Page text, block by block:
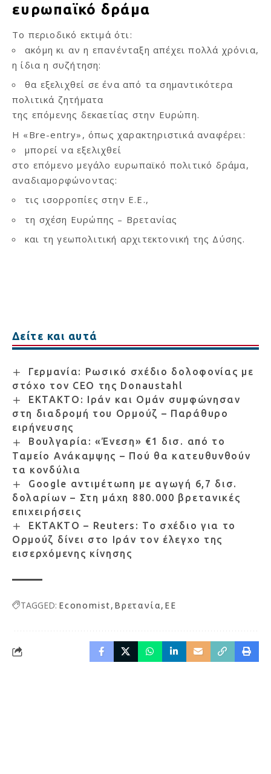
ευρωπαϊκό δράμα
Το περιοδικό εκτιμά ότι:
ακόμη κι αν η επανένταξη απέχει πολλά χρόνια,
η ίδια η συζήτηση:
θα εξελιχθεί σε ένα από τα σημαντικότερα
πολιτικά ζητήματα
της επόμενης δεκαετίας στην Ευρώπη.
Η «Bre-entry», όπως χαρακτηριστικά αναφέρει:
μπορεί να εξελιχθεί
στο επόμενο μεγάλο ευρωπαϊκό πολιτικό δράμα,
αναδιαμορφώνοντας:
τις ισορροπίες στην Ε.Ε.,
τη σχέση Ευρώπης – Βρετανίας
και τη γεωπολιτική αρχιτεκτονική της Δύσης.
Δείτε και αυτά
Γερμανία: Ρωσικό σχέδιο δολοφονίας με
στόχο τον CEO της Donaustahl
ΕΚΤΑΚΤΟ: Ιράν και Ομάν συμφώνησαν
στη διαδρομή του Ορμούζ – Παράθυρο
ειρήνευσης
Βουλγαρία: «Ένεση» €1 δισ. από το
Ταμείο Ανάκαμψης – Πού θα κατευθυνθούν
τα κονδύλια
Google αντιμέτωπη με αγωγή 6,7 δισ.
δολαρίων – Στη μάχη 880.000 βρετανικές
επιχειρήσεις
ΕΚΤΑΚΤΟ – Reuters: Το σχέδιο για το
Ορμούζ δίνει στο Ιράν τον έλεγχο της
εισερχόμενης κίνησης
TAGGED: Economist Βρετανία ΕΕ